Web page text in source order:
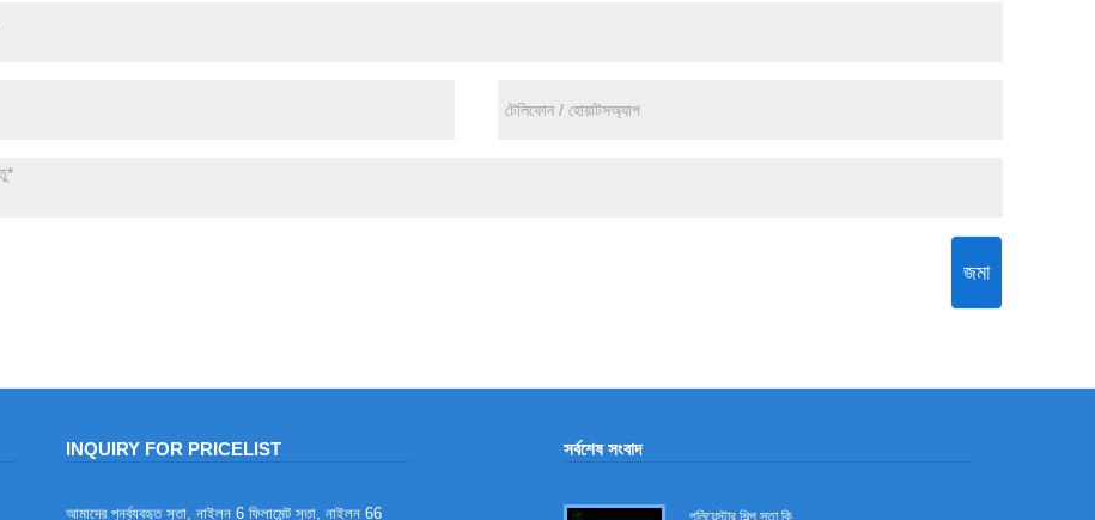
জমা
INQUIRY FOR PRICELIST
আমাদের পুনর্ব্যবহৃত সুতা, নাইলন 6 ফিলামেন্ট সুতা, নাইলন 66
সর্বশেষ সংবাদ